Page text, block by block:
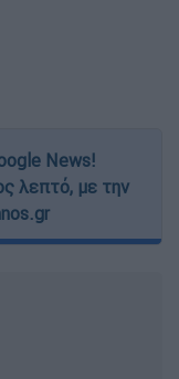
News!
λεπτό, με την